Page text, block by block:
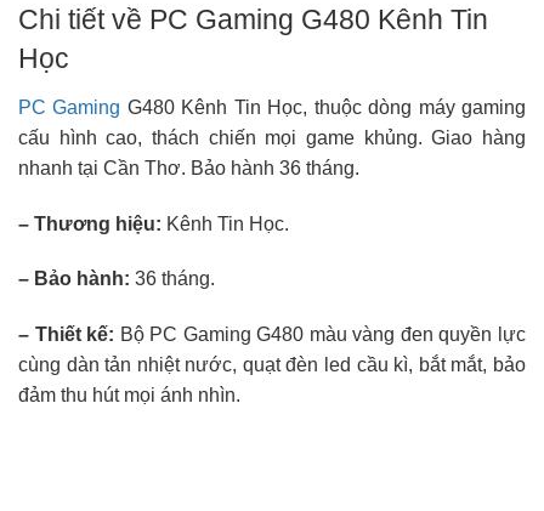
Chi tiết về PC Gaming G480 Kênh Tin
Học
PC Gaming G480 Kênh Tin Học, thuộc dòng máy gaming
cấu hình cao, thách chiến mọi game khủng. Giao hàng
nhanh tại Cần Thơ. Bảo hành 36 tháng.
– Thương hiệu: Kênh Tin Học.
– Bảo hành: 36 tháng.
– Thiết kế: Bộ PC Gaming G480 màu vàng đen quyền lực
cùng dàn tản nhiệt nước, quạt đèn led cầu kì, bắt mắt, bảo
đảm thu hút mọi ánh nhìn.